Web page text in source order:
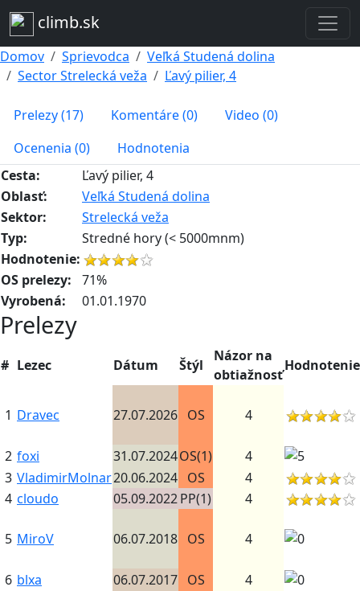
climb.sk
Domov Sprievodca
Veľká Studená dolina
Sector Strelecká veža
Ľavý pilier, 4
Prelezy (17) Komentáre (0)
Video (0)
Ocenenia (0)
Hodnotenia
Cesta:
Ľavý pilier, 4
Oblasť:
Veľká Studená dolina
Sektor:
Strelecká veža
Typ:
Stredné hory (< 5000mnm)
Hodnotenie:
OS prelezy:
71%
Vyrobená:
01.01.1970
Prelezy
# Lezec Dátum Štýl
Názor na
obtiažnosť
Hodnotenie
1 Dravec 27.07.2026 OS 4
2 foxi 31.07.2024OS(1)
4
3 VladimirMolnar20.06.2024 OS
4
4 cloudo 05.09.2022PP(1) 4
5 MiroV 06.07.2018 OS 4
6 blxa 06.07.2017 OS
4